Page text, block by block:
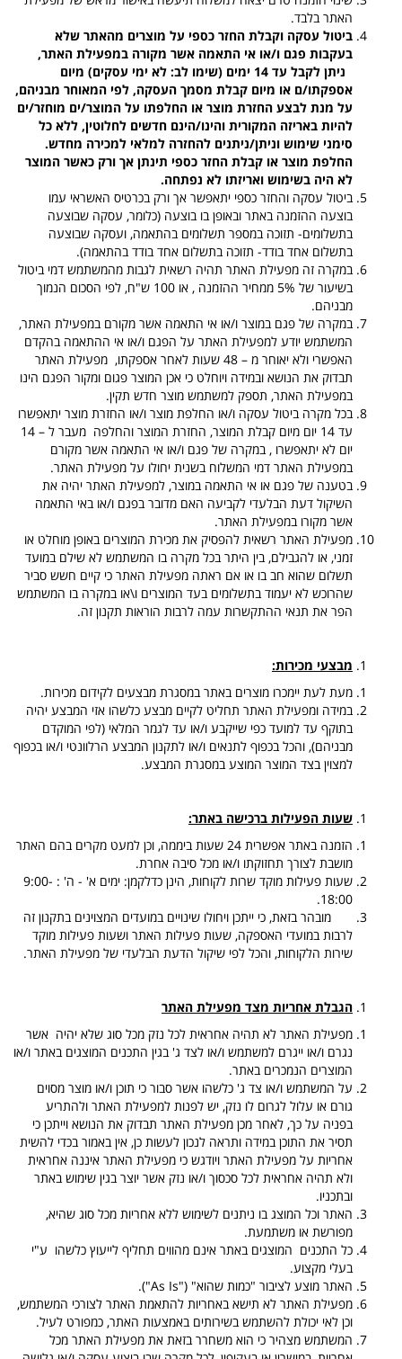
האתר בלבד.
ביטול עסקה וקבלת החזר כספי על מוצרים מהאתר שלא
בעקבות פגם ו/או אי התאמה אשר מקורה במפעילת האתר,
ניתן לקבל עד 14 ימים (שימו לב: לא ימי עסקים) מיום
אספקתו/ם או מיום קבלת מסמך העסקה, לפי המאוחר מבניהם,
על מנת לבצע החזרת מוצר או החלפתו על המוצר/ים מוחזר/ים
להיות באריזה המקורית והינו/הינם חדשים לחלוטין, ללא כל
סימני שימוש וניתן/ניתנים להחזרה למלאי למכירה מחדש.
החלפת מוצר או קבלת החזר כספי תינתן אך ורק כאשר המוצר
לא היה בשימוש ואריזתו לא נפתחה.
ביטול עסקה והחזר כספי יתאפשר אך ורק בכרטיס האשראי עמו
בוצעה ההזמנה באתר ובאופן בו בוצעה (כלומר, עסקה שבוצעה
בתשלומים- תזוכה במספר תשלומים בהתאמה, ועסקה שבוצעה
בתשלום אחד בודד- תזוכה בתשלום אחד בודד בהתאמה).
במקרה זה מפעילת האתר תהיה רשאית לגבות מהמשתמש דמי ביטול
בשיעור של 5% ממחיר ההזמנה , או 100 ש"ח, לפי הסכום הנמוך
מבניהם.
במקרה של פגם במוצר ו/או אי התאמה אשר מקורם במפעילת האתר,
המשתמש יודע למפעילת האתר על הפגם ו/או אי ההתאמה בהקדם
האפשרי ולא יאוחר מ – 48 שעות לאחר אספקתו, מפעילת האתר
תבדוק את הנושא ובמידה ויוחלט כי אכן המוצר פגום ומקור הפגם הינו
במפעילת האתר, תספק למשתמש מוצר חדש תקין.
בכל מקרה ביטול עסקה ו/או החלפת מוצר ו/או החזרת מוצר יתאפשרו
עד 14 יום מיום קבלת המוצר, החזרת המוצר והחלפה מעבר ל – 14
יום לא יתאפשרו , במקרה של פגם ו/או אי התאמה אשר מקורם
במפעילת האתר דמי המשלוח בשנית יחולו על מפעילת האתר.
בטענה של פגם או אי התאמה במוצר, למפעילת האתר יהיה את
השיקול דעת הבלעדי לקביעה האם מדובר בפגם ו/או באי התאמה
אשר מקורו במפעילת האתר.
מפעילת האתר רשאית להפסיק את מכירת המוצרים באופן מוחלט או
זמני, או להגבילם, בין היתר בכל מקרה בו המשתמש לא שילם במועד
תשלום שהוא חב בו או אם ראתה מפעילת האתר כי קיים חשש סביר
שהרוכש לא יעמוד בתשלומים בעד המוצרים ו\או במקרה בו המשתמש
הפר את תנאי ההתקשרות עמה לרבות הוראות תקנון זה.
מבצעי מכירות:
מעת לעת יימכרו מוצרים באתר במסגרת מבצעים לקידום מכירות.
במידה ומפעילת האתר תחליט לקיים מבצע כלשהו אזי המבצע יהיה
בתוקף עד למועד כפי שייקבע ו/או עד לגמר המלאי (לפי המוקדם
מבניהם), והכל בכפוף לתנאים ו/או לתקנון המבצע הרלוונטי ו/או בכפוף
למצוין בצד המוצר המוצע במסגרת המבצע.
שעות הפעילות ברכישה באתר:
הזמנה באתר אפשרית 24 שעות ביממה, וכן למעט מקרים בהם האתר
מושבת לצורך תחזוקתו ו/או מכל סיבה אחרת.
שעות פעילות מוקד שרות לקוחות, הינן כדלקמן: ימים א' - ה' : 9:00-
18:00.
מובהר בזאת, כי ייתכן ויחולו שינויים במועדים המצוינים בתקנון זה
לרבות במועדי האספקה, שעות פעילות האתר ושעות פעילות מוקד
שירות הלקוחות, והכל לפי שיקול הדעת הבלעדי של מפעילת האתר.
הגבלת אחריות מצד מפעילת האתר
מפעילת האתר לא תהיה אחראית לכל נזק מכל סוג שלא יהיה אשר
נגרם ו/או ייגרם למשתמש ו/או לצד ג' בגין התכנים המוצגים באתר ו/או
המוצרים הנמכרים באתר.
על המשתמש ו/או צד ג' כלשהו אשר סבור כי תוכן ו/או מוצר מסוים
גורם או עלול לגרום לו נזק, יש לפנות למפעילת האתר ולהתריע
בפניה על כך, לאחר מכן מפעילת האתר תבדוק את הנושא וייתכן כי
תסיר את התוכן במידה ותראה לנכון לעשות כן, אין באמור בכדי להשית
אחריות על מפעילת האתר ויודגש כי מפעילת האתר איננה אחראית
ולא תהיה אחראית לכל סכסוך ו/או נזק אשר יוצר בגין שימוש באתר
ובתכניו.
האתר וכל המוצג בו ניתנים לשימוש ללא אחריות מכל סוג שהיא,
מפורשת או משתמעת.
כל התכנים המוצגים באתר אינם מהווים תחליף לייעוץ כלשהו ע"י
בעלי מקצוע.
האתר מוצע לציבור "כמות שהוא" ("As Is
").
מפעילת האתר לא תישא באחריות להתאמת האתר לצורכי המשתמש,
וכן לאי יכולת להשתמש בשירותים באמצעות האתר, כמפורט לעיל.
המשתמש מצהיר כי הוא משחרר בזאת את מפעילת האתר מכל